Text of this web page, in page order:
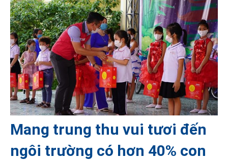
Mang trung thu vui tươi đến
ngôi trường có hơn 40% con